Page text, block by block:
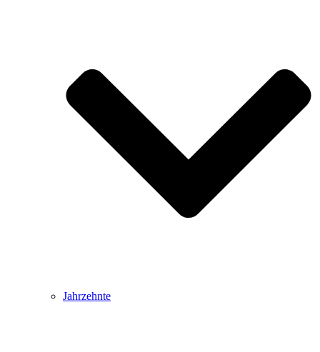
Jahrzehnte